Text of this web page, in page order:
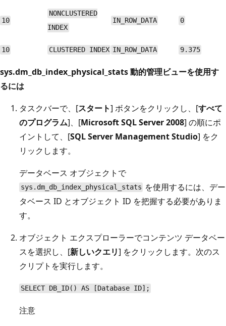
10
NONCLUSTERED
INDEX
IN_ROW_DATA 0
10 CLUSTERED INDEX IN_ROW_DATA 9.375
sys.dm_db_index_physical_stats 動的管理ビューを使用す
るには
タスクバーで、[スタート] ボタンをクリックし、[すべて
のプログラム]、[Microsoft SQL Server 2008] の順にポ
イントして、[SQL Server Management Studio] をク
リックします。
データベース オブジェクトで
sys.dm_db_index_physical_stats を使用するには、デー
タベース ID とオブジェクト ID を把握する必要がありま
す。
オブジェクト エクスプローラーでコンテンツ データベー
スを選択し、[新しいクエリ] をクリックします。次のス
クリプトを実行します。
SELECT DB_ID() AS [Database ID];
注意